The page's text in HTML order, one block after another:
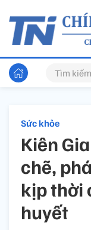
Sức khỏe
Kiên
chẽ,
kịp thời
huyết